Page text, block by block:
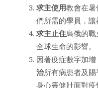
求主使用教會在
們所需的學員，讓
求主止住烏俄的
全球生命的影響。
因著疫症數字加增
治所有病患者及
身心靈健壯面對疫